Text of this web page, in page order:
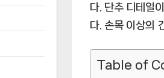
다. 단추 디테일
다. 손목 이상의
Table of